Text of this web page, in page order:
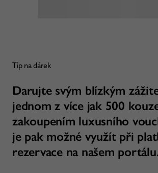
Tip na dárek
Darujte svým blízkým
jednom z více jak 500
zakoupením luxusního
je pak možné využít při
rezervace na našem